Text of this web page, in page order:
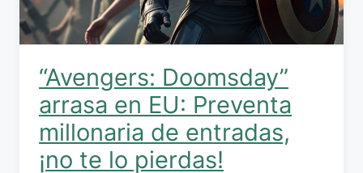
“Avengers: Doomsday”
arrasa en EU: Preventa
millonaria de entradas,
¡no te lo pierdas!